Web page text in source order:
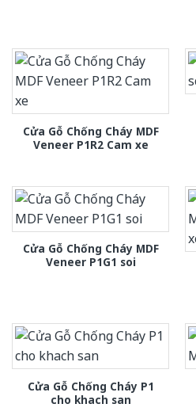
Cửa Gỗ Chống Cháy MDF
Veneer P1R2 Cam xe
Cửa Gỗ Chống Cháy MDF
Veneer P1G1 soi
Cửa Gỗ Chống Cháy P1
cho khach san